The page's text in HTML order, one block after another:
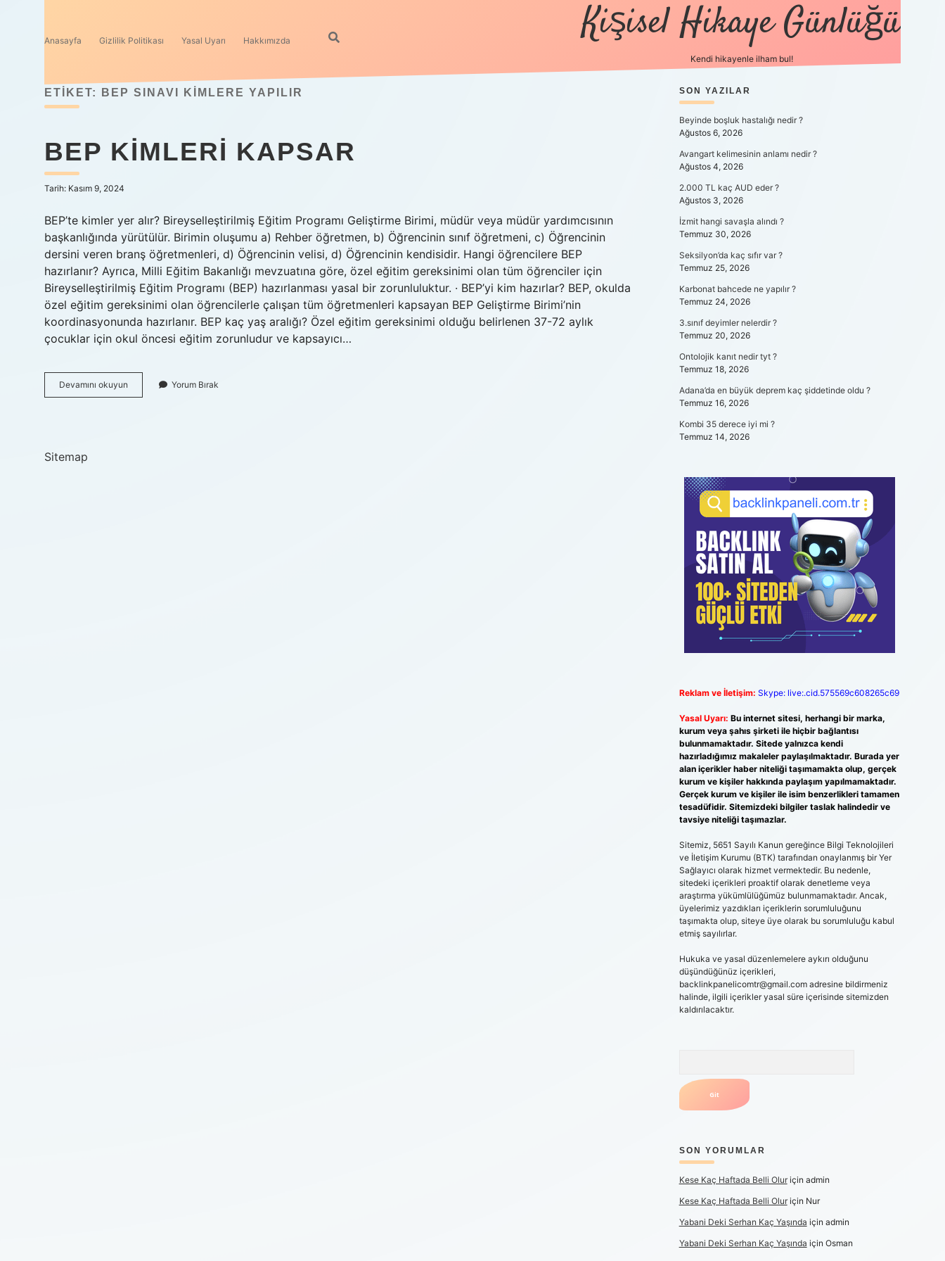
Anasayfa Gizlilik Politikası Yasal Uyarı Hakkımızda Kişisel Hikaye Günlüğü
Kendi hikayenle ilham bul!
ETIKET: BEP SINAVI KIMLERE YAPILIR
BEP KIMLERI KAPSAR
Tarih: Kasım 9, 2024
BEP’te kimler yer alır? Bireyselleştirilmiş Eğitim Programı Geliştirme Birimi, müdür veya müdür yardımcısının
başkanlığında yürütülür. Birimin oluşumu a) Rehber öğretmen, b) Öğrencinin sınıf öğretmeni, c) Öğrencinin
dersini veren branş öğretmenleri, d) Öğrencinin velisi, d) Öğrencinin kendisidir. Hangi öğrencilere BEP
hazırlanır? Ayrıca, Milli Eğitim Bakanlığı mevzuatına göre, özel eğitim gereksinimi olan tüm öğrenciler için
Bireyselleştirilmiş Eğitim Programı (BEP) hazırlanması yasal bir zorunluluktur. · BEP’yi kim hazırlar? BEP, okulda
özel eğitim gereksinimi olan öğrencilerle çalışan tüm öğretmenleri kapsayan BEP Geliştirme Birimi’nin
koordinasyonunda hazırlanır. BEP kaç yaş aralığı? Özel eğitim gereksinimi olduğu belirlenen 37-72 aylık
çocuklar için okul öncesi eğitim zorunludur ve kapsayıcı…
Devamını okuyun
Kimleri
Yorum Bırak
Sitemap
SIDEBAR
SON YAZILAR
Beyinde boşluk hastalığı nedir ?
Ağustos 6, 2026
Avangart kelimesinin anlamı nedir ?
Ağustos 4, 2026
2.000 TL kaç AUD eder ?
Ağustos 3, 2026
İzmit hangi savaşla alındı ?
Temmuz 30, 2026
Seksilyon’da kaç sıfır var ?
Temmuz 25, 2026
Karbonat bahcede ne yapılır ?
Temmuz 24, 2026
3.sınıf deyimler nelerdir ?
Temmuz 20, 2026
Ontolojik kanıt nedir tyt ?
Temmuz 18, 2026
Adana’da en büyük deprem kaç şiddetinde oldu ?
Temmuz 16, 2026
Kombi 35 derece iyi mi ?
Temmuz 14, 2026
Reklam ve İletişim: Skype: live:.cid.575569c608265c69
Yasal Uyarı: Bu internet sitesi, herhangi bir marka,
kurum veya şahıs şirketi ile hiçbir bağlantısı
bulunmamaktadır. Sitede yalnızca kendi
hazırladığımız makaleler paylaşılmaktadır. Burada yer
alan içerikler haber niteliği taşımamakta olup, gerçek
kurum ve kişiler hakkında paylaşım yapılmamaktadır.
Gerçek kurum ve kişiler ile isim benzerlikleri tamamen
tesadüfidir. Sitemizdeki bilgiler taslak halindedir ve
tavsiye niteliği taşımazlar.
Sitemiz, 5651 Sayılı Kanun gereğince Bilgi Teknolojileri
ve İletişim Kurumu (BTK) tarafından onaylanmış bir Yer
Sağlayıcı olarak hizmet vermektedir. Bu nedenle,
sitedeki içerikleri proaktif olarak denetleme veya
araştırma yükümlülüğümüz bulunmamaktadır. Ancak,
üyelerimiz yazdıkları içeriklerin sorumluluğunu
taşımakta olup, siteye üye olarak bu sorumluluğu kabul
etmiş sayılırlar.
Hukuka ve yasal düzenlemelere aykırı olduğunu
düşündüğünüz içerikleri,
backlinkpanelicomtr@gmail.comadresine bildirmeniz
halinde, ilgili içerikler yasal süre içerisinde sitemizden
kaldırılacaktır.
SON YORUMLAR
Kese Kaç Haftada Belli Oluriçin admin
Kese Kaç Haftada Belli Oluriçin Nur
Yabani Deki Serhan Kaç Yaşında için admin
Yabani Deki Serhan Kaç Yaşında için Osman